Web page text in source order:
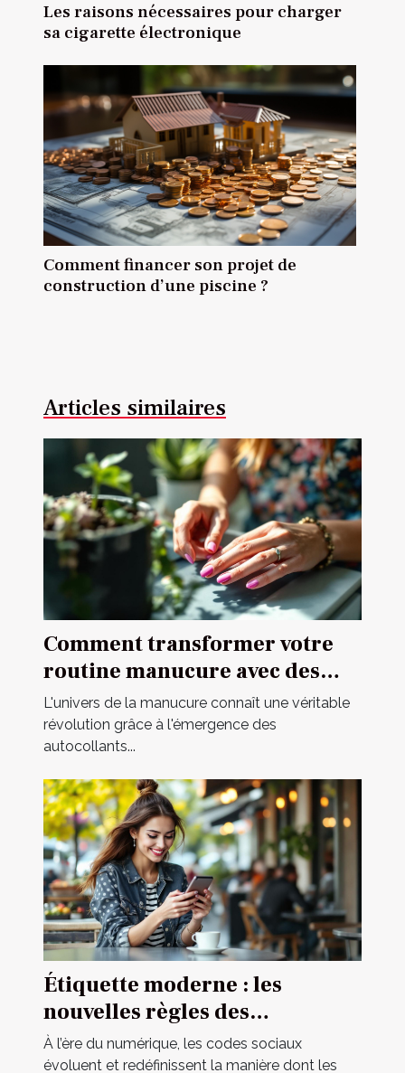
Les raisons nécessaires pour charger
sa cigarette électronique
Comment financer son projet de
construction d’une piscine ?
Articles similaires
Comment transformer votre
routine manucure avec des
autocollants ?
L'univers de la manucure connaît une véritable
révolution grâce à l'émergence des
autocollants...
Étiquette moderne : les
nouvelles règles des
rencontres occasionnelles
À l’ère du numérique, les codes sociaux
évoluent et redéfinissent la manière dont les